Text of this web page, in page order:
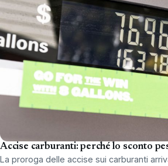
Accise carburanti: perché lo sconto
La proroga delle accise sui carburanti